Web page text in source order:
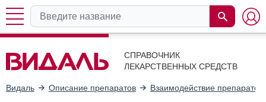
СПРАВОЧНИК
ЛЕКАРСТВЕННЫХ СРЕДСТВ
Видаль Описание препаратов Взаимодействие препаратов